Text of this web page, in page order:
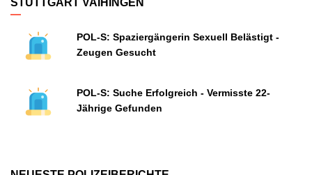
STUTTGART VAIHINGEN
POL-S: Spaziergängerin Sexuell Belästigt -
Zeugen Gesucht
POL-S: Suche Erfolgreich - Vermisste 22-
Jährige Gefunden